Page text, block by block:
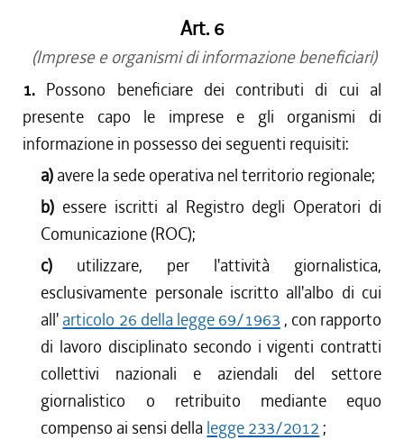
Art. 6
(Imprese e organismi di informazione beneficiari)
1. Possono beneficiare dei contributi di cui al
presente capo le imprese e gli organismi di
informazione in possesso dei seguenti requisiti:
a) avere la sede operativa nel territorio regionale;
b) essere iscritti al Registro degli Operatori di
Comunicazione (ROC);
c) utilizzare, per l'attività giornalistica,
esclusivamente personale iscritto all'albo di cui
all' articolo 26 della legge 69/1963 , con rapporto
di lavoro disciplinato secondo i vigenti contratti
collettivi nazionali e aziendali del settore
giornalistico o retribuito mediante equo
compenso ai sensi della legge 233/2012 ;